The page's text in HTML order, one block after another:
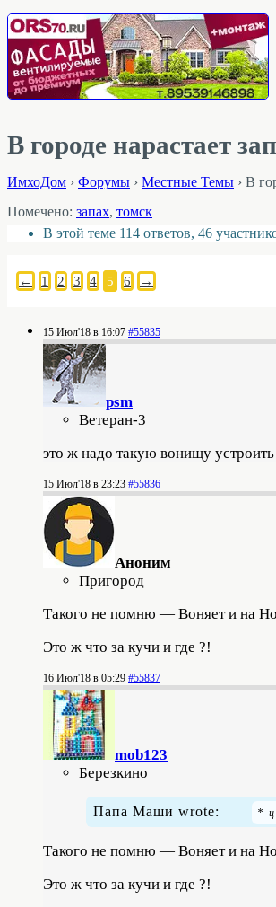
В городе нарастает
ИмхоДом › Форумы › Местные Темы › В
Помечено: запах, томск
В этой теме 114 ответов, 46
← 1 2 3 4 5 6 →
15 Июл'18 в 16:07 #55835
psm
Ветеран-3
это ж надо такую вонищу устроить
15 Июл'18 в 23:23 #55836
Аноним
Пригород
Такого не помню — Воняет и на
Это ж что за кучи и где ?!
16 Июл'18 в 05:29 #55837
mob123
Березкино
Папа Маши wrote:
Такого не помню — Воняет и на
Это ж что за кучи и где ?!